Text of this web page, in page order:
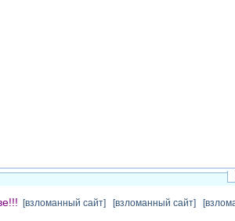
[взломанный сайт] [взломанный сайт]